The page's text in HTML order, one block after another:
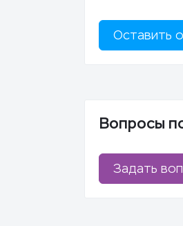
Оставить
Вопросы
Задать